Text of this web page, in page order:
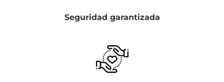
Seguridad garantizada